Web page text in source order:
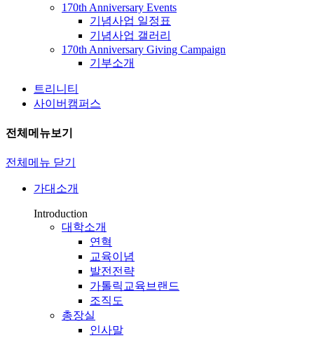
170th Anniversary Events
기념사업 일정표
기념사업 갤러리
170th Anniversary Giving Campaign
기부소개
트리니티
사이버캠퍼스
전체메뉴보기
전체메뉴 닫기
가대소개
Introduction
대학소개
연혁
교육이념
발전전략
가톨릭교육브랜드
조직도
총장실
인사말